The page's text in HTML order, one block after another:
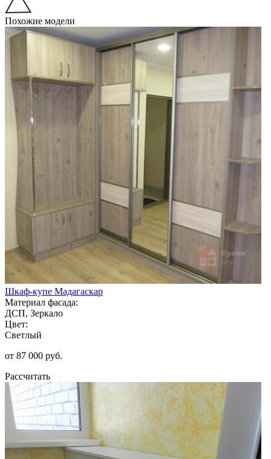
Похожие модели
Шкаф-купе Мадагаскар
Материал фасада:
ДСП, Зеркало
Цвет:
Светлый
от 87 000 руб.
Рассчитать